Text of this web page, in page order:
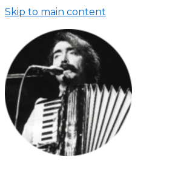
Skip to main content